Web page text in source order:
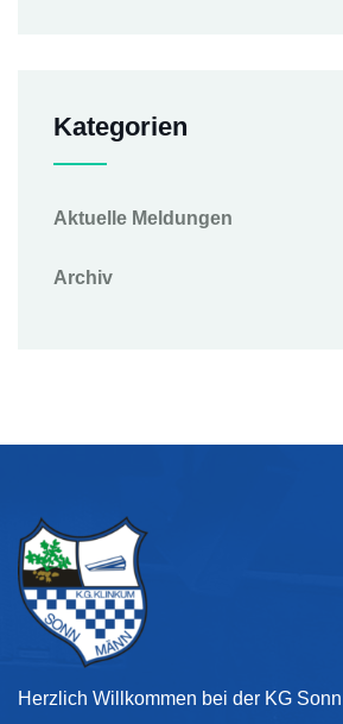
Kategorien
Aktuelle Meldungen
Archiv
Herzlich Willkommen bei der KG